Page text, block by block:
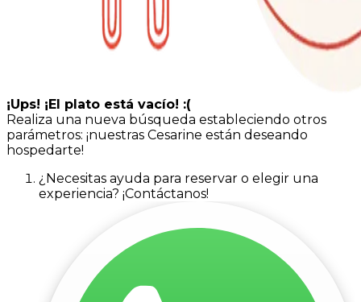
¡Ups! ¡El plato está vacío! :(
Realiza una nueva búsqueda estableciendo otros
parámetros: ¡nuestras Cesarine están deseando
hospedarte!
¿Necesitas ayuda para reservar o elegir una
experiencia? ¡Contáctanos!